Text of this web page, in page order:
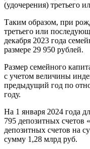
(удочерения) третьего
Таким образом, при
третьего или
декабря 2023 года
размере 29 950 рублей.
Размер семейного
с учетом величины
предыдущий год по
году.
На 1 января 2024 года
795 депозитных
депозитных счетов на
сумму 1,28 млрд руб.